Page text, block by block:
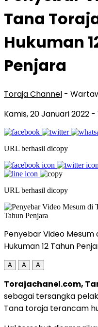
Tana
Hukuman
Penjara
Toraja Channel -
Kamis, 20 Januari 2022 -
URL berhasil dicopy
URL berhasil dicopy
Penyebar Video
Hukuman 12 Tahun
A A A
Torajachanel.com,
sebagai tersangka
Tana toraja terancam